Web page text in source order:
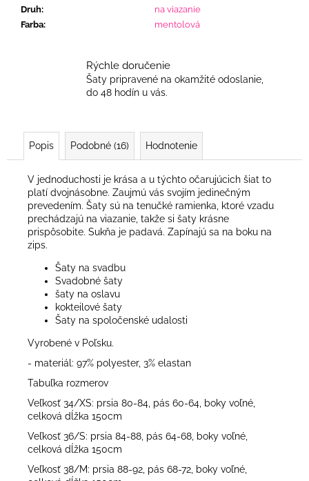
Druh:
na viazanie
Farba: mentolová
Rýchle doručenie
Šaty pripravené na okamžité odoslanie,
do 48 hodín u vás.
Popis Podobné (16) Hodnotenie
V jednoduchosti je krása a u týchto očarujúcich šiat to
platí dvojnásobne. Zaujmú vás svojím jedinečným
prevedením. Šaty sú na tenučké ramienka, ktoré vzadu
prechádzajú na viazanie, takže si šaty krásne
prispôsobite. Sukňa je padavá. Zapínajú sa na boku na
zips.
Šaty na svadbu
Svadobné šaty
šaty na oslavu
kokteilové šaty
Šaty na spoločenské udalosti
Vyrobené v Poľsku.
- materiál: 97% polyester, 3% elastan
Tabuľka rozmerov
Veľkosť 34/XS: prsia 80-84, pás 60-64, boky voľné,
celková dĺžka 150cm
Veľkosť 36/S: prsia 84-88, pás 64-68, boky voľné,
celková dĺžka 150cm
Veľkosť 38/M: prsia 88-92, pás 68-72, boky voľné,